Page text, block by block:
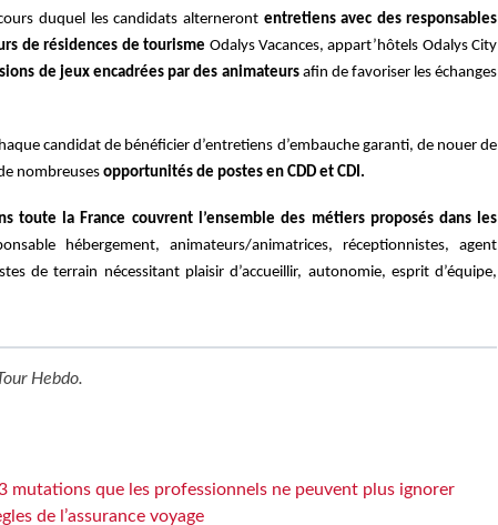
duquel les candidats alterneront entretiens avec des responsables
de résidences de tourisme Odalys Vacances, appart’hôtels Odalys City
de jeux encadrées par des animateursafin de favoriser les échanges
candidatde bénéficier d’entretiens d’embauche garanti,de nouer de
nombreusesopportunités de postes en CDD et CDI.
toute la France couvrent l’ensemble des métiers proposés dans les
hébergement, animateurs/animatrices, réceptionnistes, agent
de terrain nécessitant plaisir d’accueillir, autonomie, esprit d’équipe,
Hebdo.
mutations que les professionnels ne peuvent plus ignorer
de l’assurance voyage